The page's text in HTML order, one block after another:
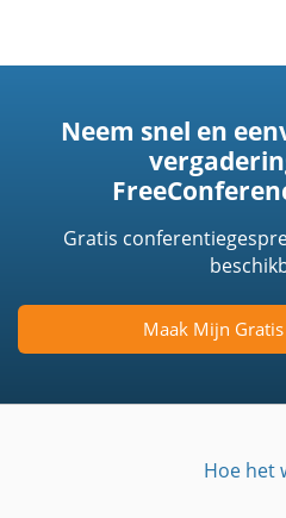
Neem snel en
Gratis
Maak Mijn
Hoe het